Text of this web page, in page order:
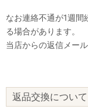
なお連絡不通が1週間
る場合があります。
当店からの返信メー
返品交換について